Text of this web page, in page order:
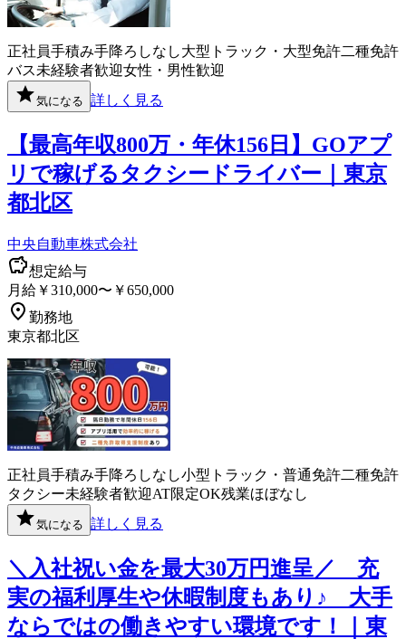
正社員手積み手降ろしなし大型トラック・大型免許二種免許
バス未経験者歓迎女性・男性歓迎
気になる 詳しく見る
【最高年収800万・年休156日】GOアプ
リで稼げるタクシードライバー｜東京
都北区
中央自動車株式会社
想定給与
月給￥310,000〜￥650,000
勤務地
東京都北区
正社員手積み手降ろしなし小型トラック・普通免許二種免許
タクシー未経験者歓迎AT限定OK残業ほぼなし
気になる 詳しく見る
＼入社祝い金を最大30万円進呈／ 充
実の福利厚生や休暇制度もあり♪ 大手
ならではの働きやすい環境です！｜東